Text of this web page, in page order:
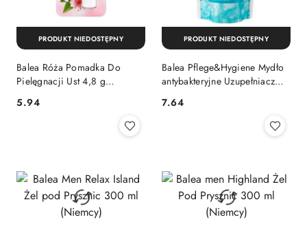
Balea Róża Pomadka Do
Pielęgnacji Ust 4,8 g
Cena:
5.94
PRODUKT NIEDOSTĘPNY
Balea Pflege&Hygiene Mydło
antybakteryjne Uzupełniacz
Cena:
7.64
PRODUKT NIEDOSTĘPNY